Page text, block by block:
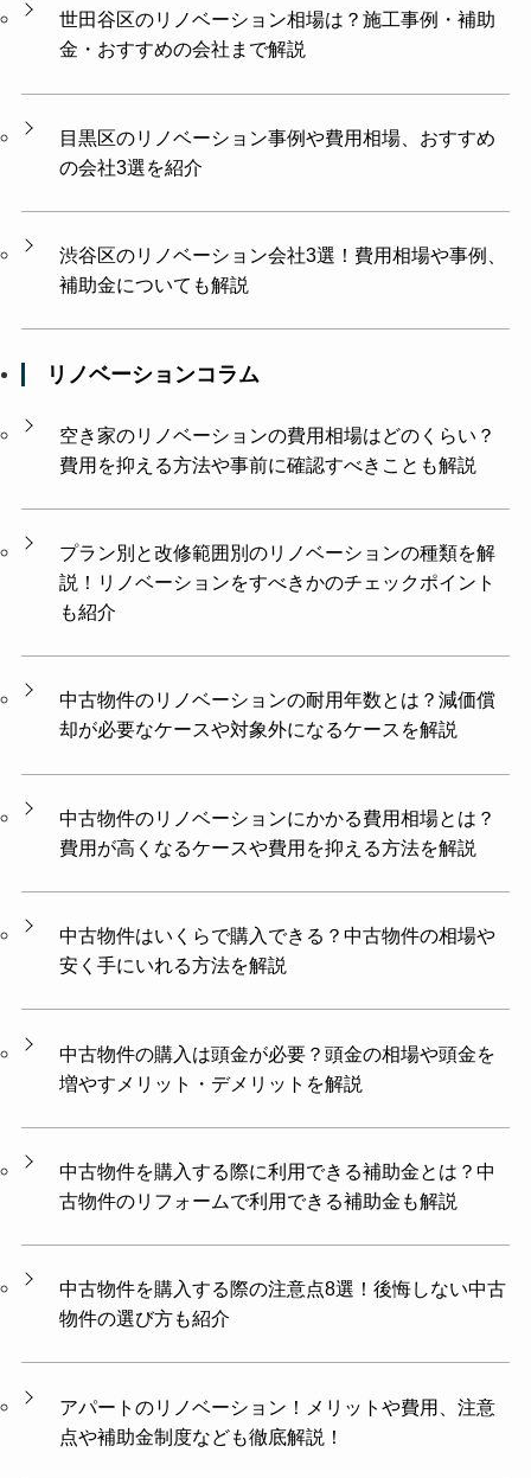
世田谷区のリノベーション相場は？施工事例・補助
金・おすすめの会社まで解説
目黒区のリノベーション事例や費用相場、おすすめ
の会社3選を紹介
渋谷区のリノベーション会社3選！費用相場や事例、
補助金についても解説
リノベーションコラム
空き家のリノベーションの費用相場はどのくらい？
費用を抑える方法や事前に確認すべきことも解説
プラン別と改修範囲別のリノベーションの種類を解
説！リノベーションをすべきかのチェックポイント
も紹介
中古物件のリノベーションの耐用年数とは？減価償
却が必要なケースや対象外になるケースを解説
中古物件のリノベーションにかかる費用相場とは？
費用が高くなるケースや費用を抑える方法を解説
中古物件はいくらで購入できる？中古物件の相場や
安く手にいれる方法を解説
中古物件の購入は頭金が必要？頭金の相場や頭金を
増やすメリット・デメリットを解説
中古物件を購入する際に利用できる補助金とは？中
古物件のリフォームで利用できる補助金も解説
中古物件を購入する際の注意点8選！後悔しない中古
物件の選び方も紹介
アパートのリノベーション！メリットや費用、注意
点や補助金制度なども徹底解説！